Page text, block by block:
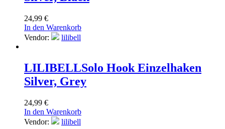
24,99 €
In den Warenkorb
Vendor:
lilibell
LILIBELLSolo Hook Einzelhaken
Silver, Grey
24,99 €
In den Warenkorb
Vendor:
lilibell